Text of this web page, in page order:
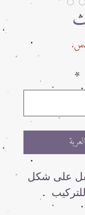
*
على شكل
.